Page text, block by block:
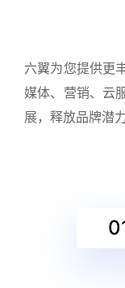
六翼为您提供更
媒体、营销、云
展，释放品牌潜力